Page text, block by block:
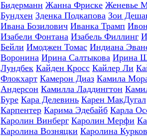
Бидерманн Жанна Фриске Женевье
Бундхен Зденка Подкапова Зои
Ивана Бозилович Иванка Трамп
Изабели Фонтана Изабель Филлинг
Бейли Имоджен Томас Индиана
Воронина Ирина Салтыкова Ирина
Лундбек Кайден Кросс Кайлер Ли
Флокхарт Камерон Диаз Камила
Андерсон Камилла Ладдингтон
Буре Кара Делевинь Карен МакДугал
Карпентер Карима Эдебайб Карла
Каролин Винберг Каролин Мерфи
Каролина Возняцки Каролина